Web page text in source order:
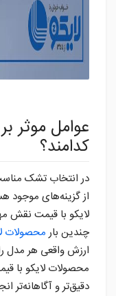
عوامل
کدامند؟
در انتخاب تشک
از گزینه‌های موجود
لایکو با قیمت نقش
چندین بارمحصولات
ارزش واقعی هر مدل
محصولات لایکو با
دقیق‌تر و آگاهانه‌تر